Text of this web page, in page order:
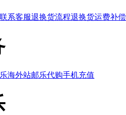
联系客服退换货流程退换货运费补
海外站邮乐代购手机充值